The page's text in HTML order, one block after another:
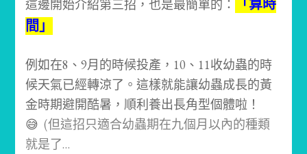
這邊開始介紹第三招，也是最簡單的：
「算時
間」
例如在8、9月的時候投產，10、11收幼蟲的時
候天氣已經轉涼了。這樣就能讓幼蟲成長的黃
金時期避開酷暑，順利養出長角型個體啦！
😅(但這招只適合幼蟲期在九個月以內的種類
就是了…